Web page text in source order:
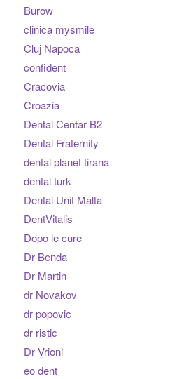
Burow
clinica mysmile
Cluj Napoca
confident
Cracovia
Croazia
Dental Centar B2
Dental Fraternity
dental planet tirana
dental turk
Dental Unit Malta
DentVitalis
Dopo le cure
Dr Benda
Dr Martin
dr Novakov
dr popovic
dr ristic
Dr Vrioni
eo dent